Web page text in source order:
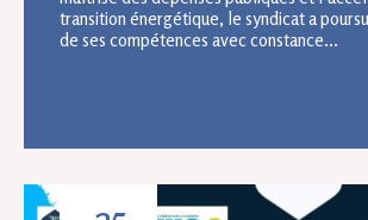
transition énergétique, le syndicat a
de ses compétences avec constance...